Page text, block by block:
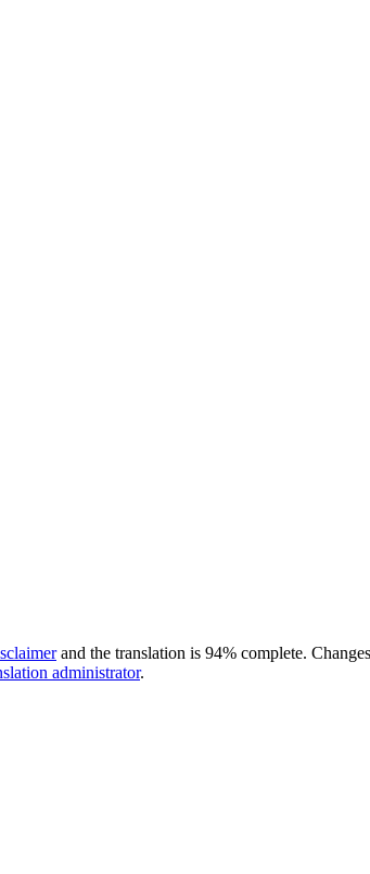
and the translation is 94% complete.
administrator.